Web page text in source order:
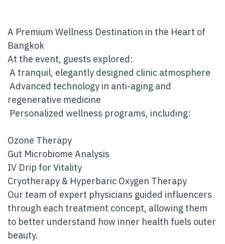
A Premium Wellness Destination in the Heart of
Bangkok
At the event, guests explored:
️ A tranquil, elegantly designed clinic atmosphere
️ Advanced technology in anti-aging and
regenerative medicine
️ Personalized wellness programs, including:
Ozone Therapy
Gut Microbiome Analysis
IV Drip for Vitality
Cryotherapy & Hyperbaric Oxygen Therapy
Our team of expert physicians guided influencers
through each treatment concept, allowing them
to better understand how inner health fuels outer
beauty.